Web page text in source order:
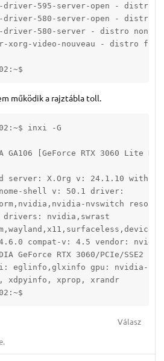
595-server-open - distro
580-server-open - distro
580-server - distro non-
xorg-video-nouveau - distro
működik a rajztábla toll.
inxi -G
GA106 [GeForce RTX 3060 Lite
server: X.Org v: 24.1.10 with:
shell v: 50.1 driver:
nvswitch
nvidia,swrast
compat-v: 4.5 vendor:
GeForce RTX 3060/PCIe/SSE2
eglinfo,glxinfo gpu: nvidia-
xdpyinfo, xprop, xrandr
Válasz